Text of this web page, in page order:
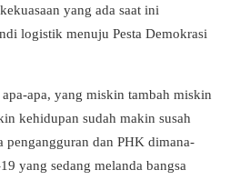
yang ada saat ini
logistik menuju Pesta Demokrasi
apa, yang miskin tambah miskin
kehidupan sudah makin susah
pengangguran dan PHK dimana-
yang sedang melanda bangsa